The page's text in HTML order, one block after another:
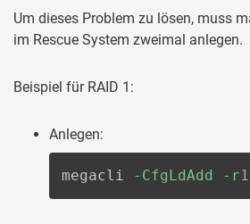
Um dieses Problem zu lösen, muss
im Rescue System zweimal anlegen.
Beispiel für RAID 1:
Anlegen:
megacli -CfgLdAdd -r1